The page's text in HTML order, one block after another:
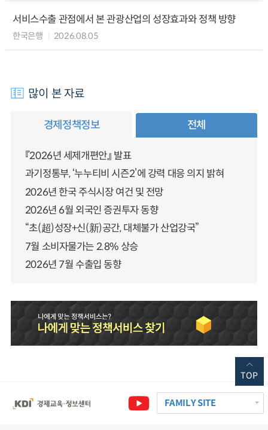
서비스수출 관점에서 본 관광산업의 성장효과와 정책 방향
한국은행 2026.08.05
많이 본 자료
경제정책정보 전체
『2026년 세제개편안』 발표
과기정통부, ‘누누티비 시즌2’에 강력 대응 의지 밝혀
2026년 한국 주식시장 여건 및 전망
2026년 6월 외국인 증권투자 동향
“초(超)성장+신(新)공간, 대체불가 산업강국”
7월 소비자물가는 2.8% 상승
2026년 7월 수출입 동향
FAMILY SITE
TOP